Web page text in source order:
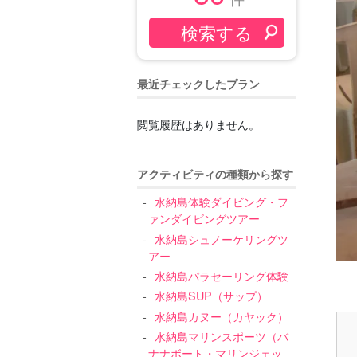
最近チェックしたプラン
閲覧履歴はありません。
アクティビティの種類から探す
水納島体験ダイビング・フ
ァンダイビングツアー
水納島シュノーケリングツ
アー
水納島パラセーリング体験
水納島SUP（サップ）
水納島カヌー（カヤック）
水納島マリンスポーツ（バ
ナナボート・マリンジェッ